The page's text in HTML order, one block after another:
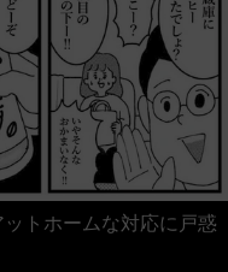
トホームな対応に戸惑